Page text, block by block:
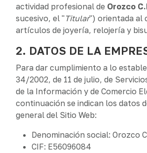
actividad profesional de Orozco
sucesivo, el " Titular") orientada al
artículos de joyería, relojería y
2. DATOS DE LA
Para dar cumplimiento a lo
34/2002, de 11 de julio, de
de la Información y de Comercio
continuación se indican los datos
general del Sitio Web:
Denominación social: Orozco
CIF: E56096084